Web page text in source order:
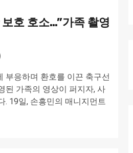
호 호소…”가족 촬영
부응하며 환호를 이끈 축구선
된 가족의 영상이 퍼지자, 사
. 19일, 손흥민의 매니지먼트